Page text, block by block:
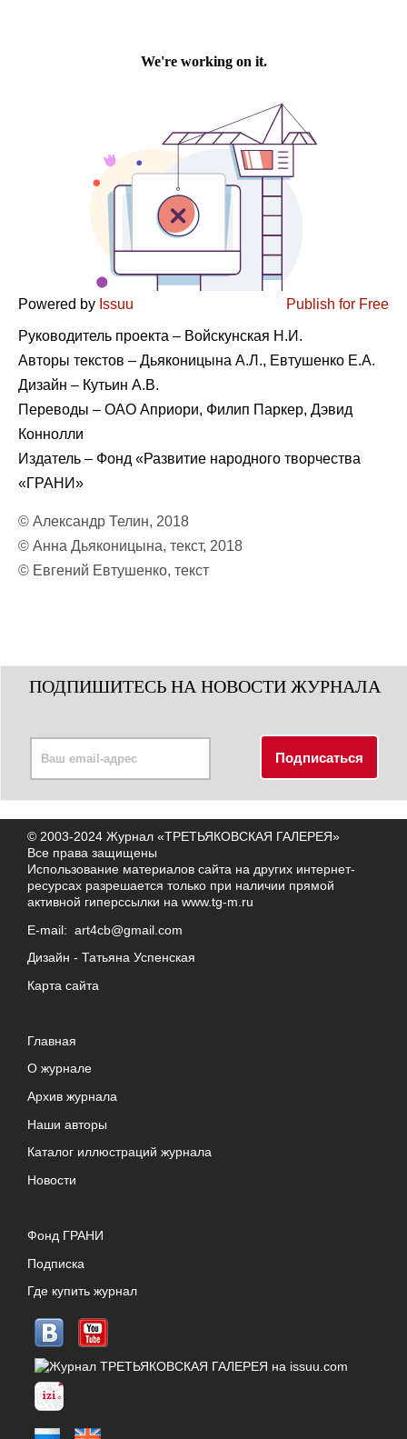
Powered by Issuu Publish for Free
Руководитель проекта – Войскунская Н.И.
Авторы текстов – Дьяконицына А.Л., Евтушенко Е.А.
Дизайн – Кутьин А.В.
Переводы – ОАО Априори, Филип Паркер, Дэвид
Коннолли
Издатель – Фонд «Развитие народного творчества
«ГРАНИ»
© Александр Телин, 2018
© Анна Дьяконицына, текст, 2018
© Евгений Евтушенко, текст
ПОДПИШИТЕСЬ НА НОВОСТИ ЖУРНАЛА
© 2003-2024 Журнал «ТРЕТЬЯКОВСКАЯ ГАЛЕРЕЯ»
Все права защищены
Использование материалов сайта на других интернет-
ресурсах разрешается только при наличии прямой
активной гиперссылки на www.tg-m.ru
E-mail: art4cb@gmail.com
Дизайн - Татьяна Успенская
Карта сайта
Главная
О журнале
Архив журнала
Наши авторы
Каталог иллюстраций журнала
Новости
Фонд ГРАНИ
Подписка
Где купить журнал